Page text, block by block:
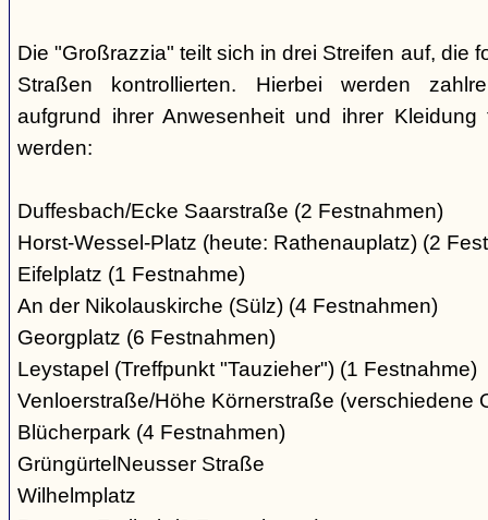
Die "Großrazzia" teilt sich in drei Streifen auf, die
Straßen kontrollierten. Hierbei werden
aufgrund ihrer Anwesenheit und ihrer Kleidung
werden:
Duffesbach/Ecke Saarstraße (2 Festnahmen)
Horst-Wessel-Platz (heute: Rathenauplatz) (2
Eifelplatz (1 Festnahme)
An der Nikolauskirche (Sülz) (4 Festnahmen)
Georgplatz (6 Festnahmen)
Leystapel (Treffpunkt "Tauzieher") (1 Festnahme)
Venloerstraße/Höhe Körnerstraße (verschiedene
Blücherpark (4 Festnahmen)
GrüngürtelNeusser Straße
Wilhelmplatz